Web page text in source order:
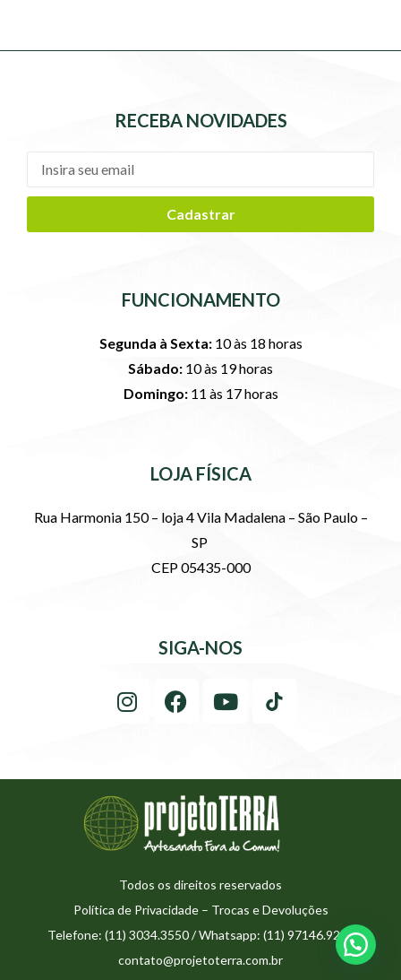
RECEBA NOVIDADES
Cadastrar
FUNCIONAMENTO
Segunda à Sexta:10 às 18 horas
Sábado: 10 às 19 horas
Domingo:11 às 17 horas
LOJA FÍSICA
Rua Harmonia 150 – loja 4 Vila Madalena – São Paulo –
SP
CEP 05435-000
SIGA-NOS
Todos os direitos reservados
Política de Privacidade– Trocas e Devoluções
Telefone: (11) 3034.3550 / Whatsapp: (11) 97146.9273
contato@projetoterra.com.br